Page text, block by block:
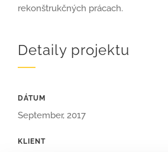
rekonštrukčných prácach.
Detaily projektu
DÁTUM
September, 2017
KLIENT